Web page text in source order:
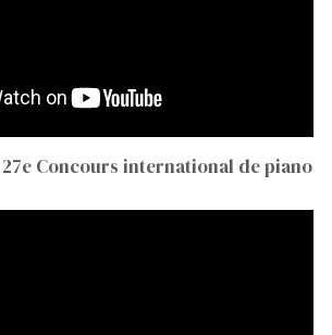
Concours international de piano